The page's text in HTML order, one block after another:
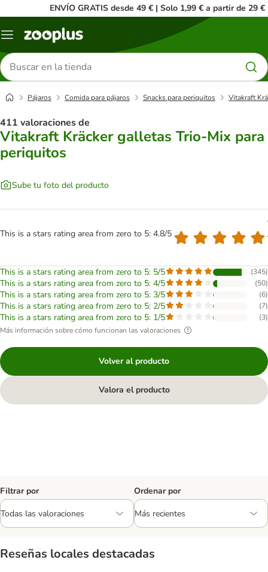
ENVÍO GRATIS desde 49 € | Solo 1,99 € a partir de 29 €
Menú
Buscar
productos
Pájaros Comida para pájaros Snacks para periquitos Vitakraft
411 valoraciones de
Vitakraft Kräcker galletas Trio-Mix para
periquitos
Sube tu foto del producto
This is a stars rating area from zero to 5: 4.8/5
This is a stars rating area from zero to 5: 5/5 (345)
This is a stars rating area from zero to 5: 4/5 (50)
This is a stars rating area from zero to 5: 3/5 (6)
This is a stars rating area from zero to 5: 2/5 (7)
This is a stars rating area from zero to 5: 1/5 (3)
Más información sobre cómo funcionan las valoraciones
Volver al producto
Valora el producto
Filtrar por Ordenar por
Reseñas locales destacadas